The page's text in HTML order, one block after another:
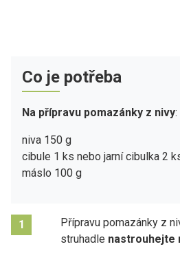
Co je potřeba
Na přípravu pomazánky z nivy:
niva 150 g
cibule 1 ks nebo jarní cibulka 2
máslo 100 g
1
Přípravu pomazánky z
struhadle nastrouhejte